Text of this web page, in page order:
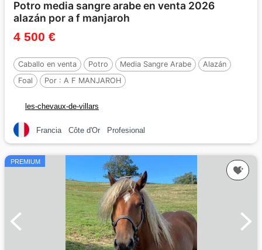
Potro media sangre arabe en venta 2026
alazán por a f manjaroh
4 500 €
Caballo en venta Potro Media Sangre Arabe
Alazán
Foal
Por : A F MANJAROH
les-chevaux-de-villars
Francia Côte d'Or Profesional
PREMIUM